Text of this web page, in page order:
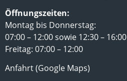
Öffnungszeiten:
Montag bis Donnerstag:
07:00 – 12:00 sowie 12:30 – 16:00
Freitag: 07:00 – 12:00
Anfahrt (Google Maps)